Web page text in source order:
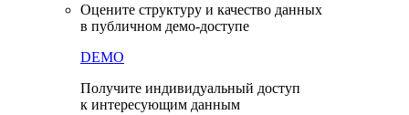
Оцените структуру и качество данных
в публичном демо-доступе
DEMO
Получите индивидуальный доступ
к интересующим данным